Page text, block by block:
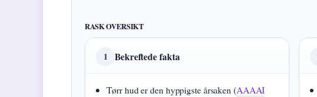
RASK OVERSIKT
1 Bekreftede fakta
Tørr hud er den hyppigste årsaken (AAAAI